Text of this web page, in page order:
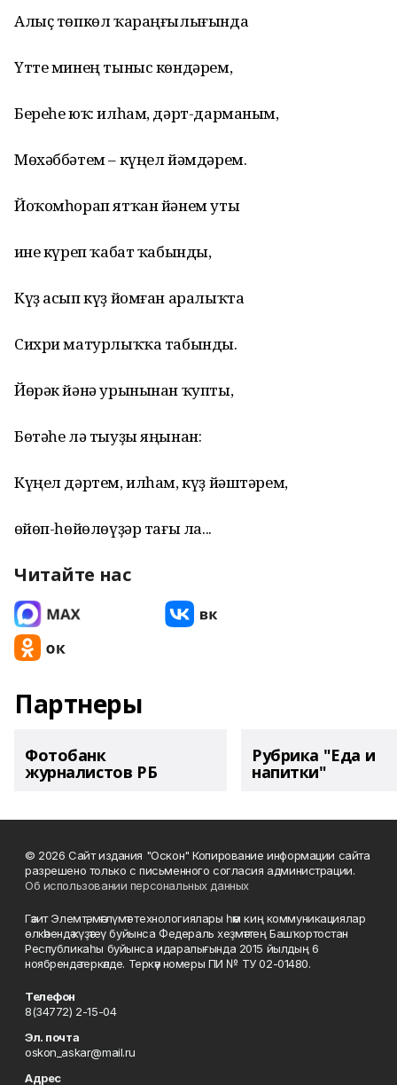
Алыҫ төпкөл ҡараңғылығында
Үтте минең тыныс көндәрем,
Береһе юҡ: илһам, дәрт-дарманым,
Мөхәббәтем – күңел йәмдәрем.
Йоҡомһорап ятҡан йәнем уты
Һине күреп ҡабат ҡабынды,
Күҙ асып күҙ йомған аралыҡта
Сихри матурлыҡҡа табынды.
Йөрәк йәнә урынынан ҡупты,
Бөтәһе лә тыуҙы яңынан:
Күңел дәртем, илһам, күҙ йәштәрем,
Һөйөп-һөйөлөүҙәр тағы ла...
Читайте нас
Партнеры
Фотобанк
журналистов РБ
Рубрика "Еда и
напитки"
© 2026 Сайт издания "Оскон" Копирование информации сайта
разрешено только с письменного согласия администрации.
Об использовании персональных данных
Гәзит Элемтә, мәғлүмәт технологиялары һәм киң коммуникациялар
өлкәһендә күҙәтеү буйынса Федераль хеҙмәттең Башҡортостан
Республикаһы буйынса идаралығында 2015 йылдың 6
ноябрендә теркәлде. Теркәү номеры ПИ № ТУ 02-01480.
Телефон
8(34772) 2-15-04
Эл. почта
oskon_askar@mail.ru
Адрес